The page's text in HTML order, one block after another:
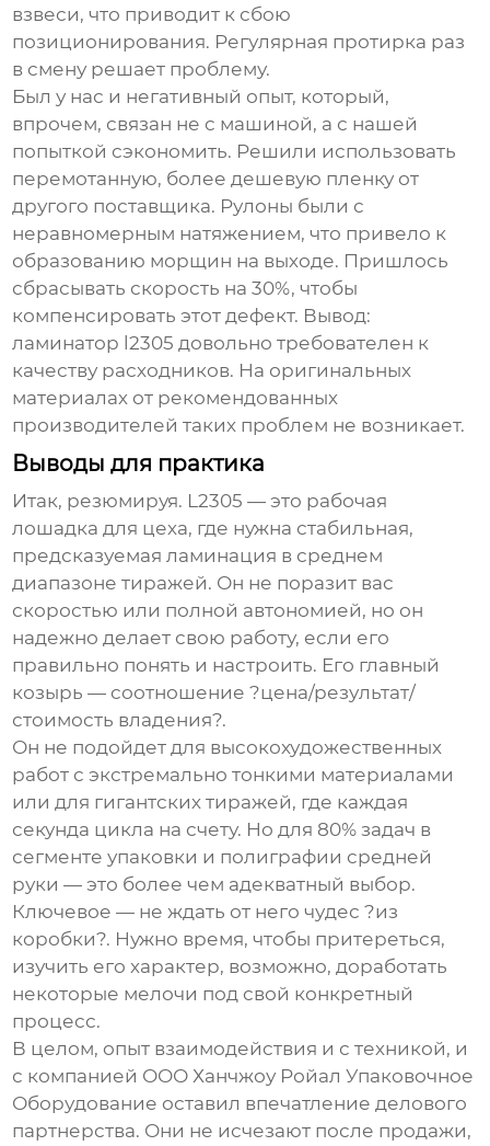
взвеси, что приводит к сбою
позиционирования. Регулярная протирка раз
в смену решает проблему.
Был у нас и негативный опыт, который,
впрочем, связан не с машиной, а с нашей
попыткой сэкономить. Решили использовать
перемотанную, более дешевую пленку от
другого поставщика. Рулоны были с
неравномерным натяжением, что привело к
образованию морщин на выходе. Пришлось
сбрасывать скорость на 30%, чтобы
компенсировать этот дефект. Вывод:
ламинатор l2305 довольно требователен к
качеству расходников. На оригинальных
материалах от рекомендованных
производителей таких проблем не возникает.
Выводы для практика
Итак, резюмируя. L2305 — это рабочая
лошадка для цеха, где нужна стабильная,
предсказуемая ламинация в среднем
диапазоне тиражей. Он не поразит вас
скоростью или полной автономией, но он
надежно делает свою работу, если его
правильно понять и настроить. Его главный
козырь — соотношение ?цена/результат/
стоимость владения?.
Он не подойдет для высокохудожественных
работ с экстремально тонкими материалами
или для гигантских тиражей, где каждая
секунда цикла на счету. Но для 80% задач в
сегменте упаковки и полиграфии средней
руки — это более чем адекватный выбор.
Ключевое — не ждать от него чудес ?из
коробки?. Нужно время, чтобы притереться,
изучить его характер, возможно, доработать
некоторые мелочи под свой конкретный
процесс.
В целом, опыт взаимодействия и с техникой, и
с компанией ООО Ханчжоу Ройал Упаковочное
Оборудование оставил впечатление делового
партнерства. Они не исчезают после продажи,